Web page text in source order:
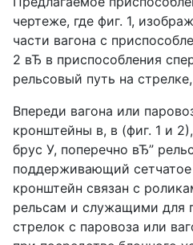
чертеже, где фиг. 1,
части вагона с
2 вЂ в приспособления
рельсовый путь на
Впереди вагона или
кронштейны в, в (фиг. 1 и
брус У, поперечно вЂ”
поддерживающий
кронштейн связан с
рельсам и служащими для
стрелок с паровоза или